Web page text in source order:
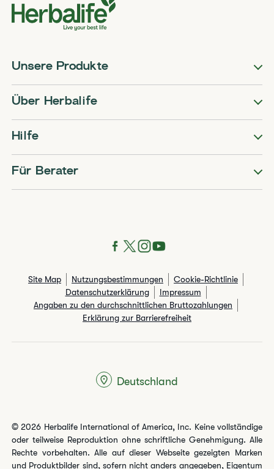
Unsere Produkte
Über Herbalife
Hilfe
Für Berater
Site Map Nutzungsbestimmungen
Cookie-Richtlinie
Datenschutzerklärung
Impressum
Angaben zu den durchschnittlichen Bruttozahlungen​
Erklärung zur Barrierefreiheit
© 2026 Herbalife International of America, Inc. Keine vollständige
oder teilweise Reproduktion ohne schriftliche Genehmigung. Alle
Rechte vorbehalten. Alle auf dieser Webseite gezeigten Marken
und Produktbilder sind, sofern nicht anders angegeben, Eigentum
Deutschland